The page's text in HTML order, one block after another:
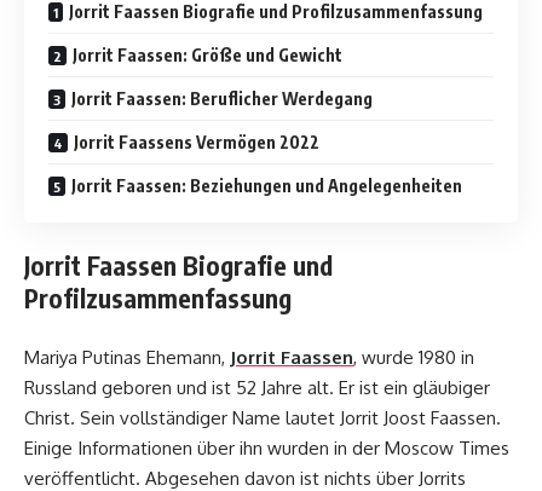
Jorrit Faassen Biografie und Profilzusammenfassung
Jorrit Faassen: Größe und Gewicht
Jorrit Faassen: Beruflicher Werdegang
Jorrit Faassens Vermögen 2022
Jorrit Faassen: Beziehungen und Angelegenheiten
Jorrit Faassen Biografie und
Profilzusammenfassung
Mariya Putinas Ehemann, Jorrit Faassen, wurde 1980 in
Russland geboren und ist 52 Jahre alt. Er ist ein gläubiger
Christ. Sein vollständiger Name lautet Jorrit Joost Faassen.
Einige Informationen über ihn wurden in der Moscow Times
veröffentlicht. Abgesehen davon ist nichts über Jorrits